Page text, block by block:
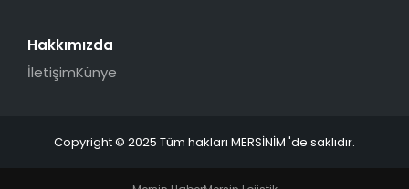
Hakkımızda
İletişimKünye
Copyright © 2025 Tüm hakları MERSİNİM 'de saklıdır.